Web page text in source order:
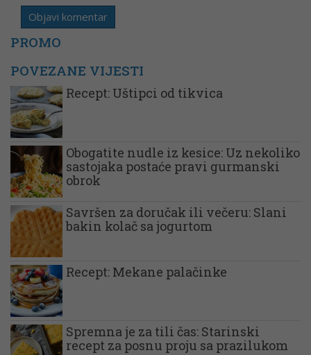
PROMO
POVEZANE VIJESTI
Recept: Uštipci od tikvica
Obogatite nudle iz kesice: Uz nekoliko
sastojaka postaće pravi gurmanski
obrok
Savršen za doručak ili večeru: Slani
bakin kolač sa jogurtom
Recept: Mekane palačinke
Spremna je za tili čas: Starinski
recept za posnu proju sa prazilukom